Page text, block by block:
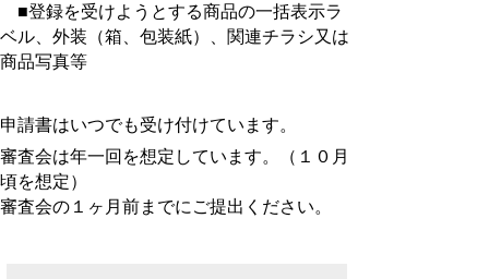
■登録を受けようとする商品の一括表示ラ
ベル、外装（箱、包装紙）、関連チラシ又は
商品写真等
申請書はいつでも受け付けています。
審査会は年一回を想定しています。（１０月
頃を想定）
審査会の１ヶ月前までにご提出ください。